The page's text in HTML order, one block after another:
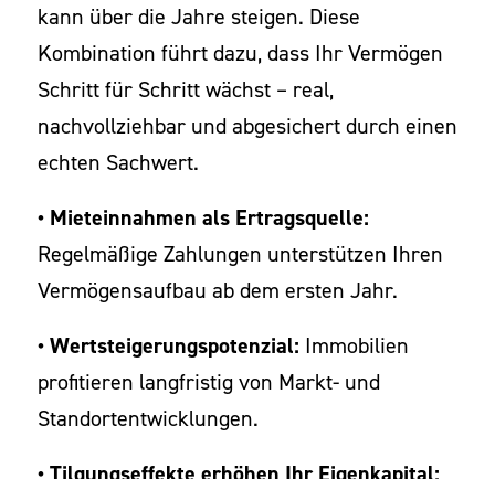
kann über die Jahre steigen. Diese
Kombination führt dazu, dass Ihr Vermögen
Schritt für Schritt wächst – real,
nachvollziehbar und abgesichert durch einen
echten Sachwert.
• Mieteinnahmen als Ertragsquelle:
Regelmäßige Zahlungen unterstützen Ihren
Vermögensaufbau ab dem ersten Jahr.
• Wertsteigerungspotenzial: Immobilien
profitieren langfristig von Markt- und
Standortentwicklungen.
• Tilgungseffekte erhöhen Ihr Eigenkapital: